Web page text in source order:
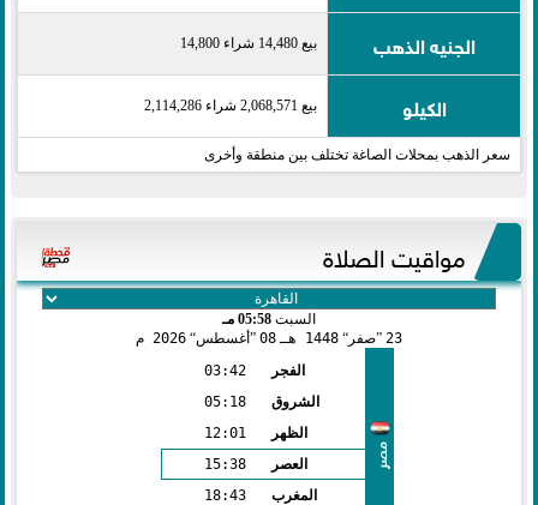
الجنيه الذهب بيع 14,480 شراء 14,800
الكيلو بيع 2,068,571 شراء 2,114,286
سعر الذهب بمحلات الصاغة تختلف بين منطقة وأخرى
مواقيت الصلاة
السبت 05:58 مـ
23 صفر 1448 هـ 08 أغسطس 2026 م
مصر
الفجر
03:42
الشروق
05:18
الظهر
12:01
العصر
15:38
المغرب
18:43